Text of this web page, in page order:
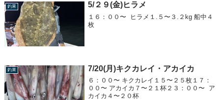
釣果 5/２９(金)ヒラメ
１６：００〜 ヒラメ１.５〜３.２kg 船中４
枚
釣果 7/20(月)キクカレイ・アカイカ
６：００〜 キクカレイ１５〜２５枚１７：
００〜 アカイカ７〜２１杯２３：００〜 ア
カイカ４〜２０杯